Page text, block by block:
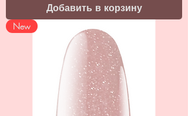
Добавить в корзину
New